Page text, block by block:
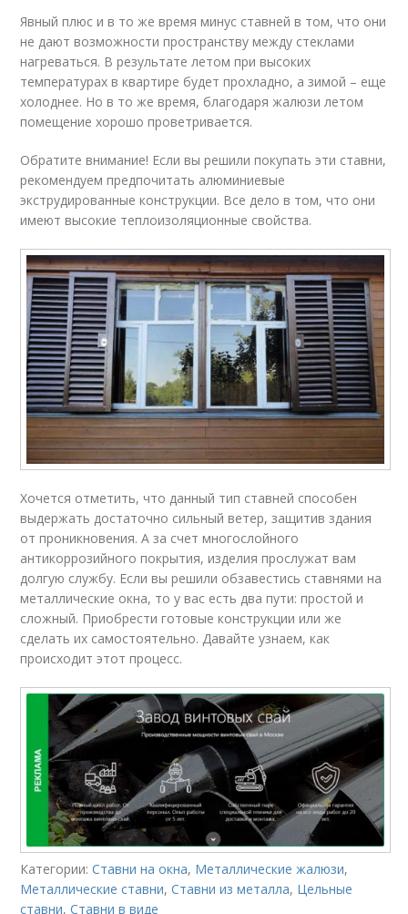
Явный плюс и в то же время минус ставней в том, что они
не дают возможности пространству между стеклами
нагреваться. В результате летом при высоких
температурах в квартире будет прохладно, а зимой – еще
холоднее. Но в то же время, благодаря жалюзи летом
помещение хорошо проветривается.
Обратите внимание! Если вы решили покупать эти ставни,
рекомендуем предпочитать алюминиевые
экструдированные конструкции. Все дело в том, что они
имеют высокие теплоизоляционные свойства.
Хочется отметить, что данный тип ставней способен
выдержать достаточно сильный ветер, защитив здания
от проникновения. А за счет многослойного
антикоррозийного покрытия, изделия прослужат вам
долгую службу. Если вы решили обзавестись ставнями на
металлические окна, то у вас есть два пути: простой и
сложный. Приобрести готовые конструкции или же
сделать их самостоятельно. Давайте узнаем, как
происходит этот процесс.
Категории:Ставни на окна, Металлические жалюзи,
Металлические ставни,Ставни из металла, Цельные
ставни,Ставни в виде